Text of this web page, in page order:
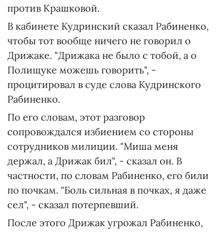
против Крашковой.
В кабинете Кудринский сказал Рабиненко,
чтобы тот вообще ничего не говорил о
Дрижаке. "Дрижака не было с тобой, а о
Полищуке можешь говорить", -
процитировал в суде слова Кудринского
Рабиненко.
По его словам, этот разговор
сопровождался избиением со стороны
сотрудников милиции. "Миша меня
держал, а Дрижак бил", - сказал он. В
частности, по словам Рабиненко, его били
по почкам. "Боль сильная в почках, я даже
сел", - сказал потерпевший.
После этого Дрижак угрожал Рабиненко,